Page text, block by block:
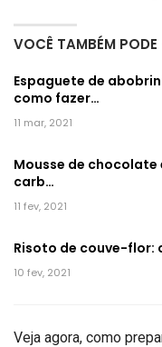
VOCÊ TAMBÉM
Espaguete de
como fazer…
11 mar, 2021
Mousse de
carb…
11 fev, 2021
Risoto de couve-flor:
10 fev, 2021
Veja agora, como